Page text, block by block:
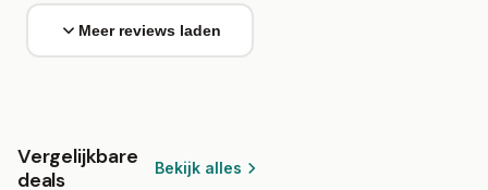
Meer reviews laden
Vergelijkbare
deals
Bekijk alles